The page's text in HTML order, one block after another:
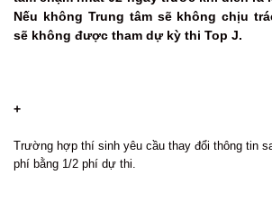
Nếu không Trung tâm sẽ không chịu
sẽ không được tham dự kỳ thi Top J.
+
Trường hợp thí sinh yêu cầu thay đổi thông tin
phí bằng 1/2 phí dự thi.